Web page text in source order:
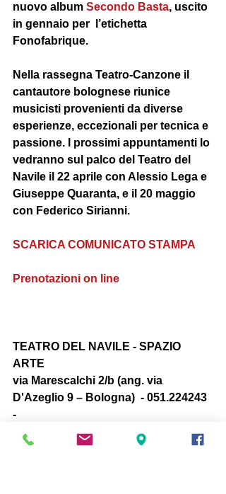
nuovo album Secondo Basta, uscito
in gennaio per  l’etichetta
Fonofabrique.
Nella rassegna Teatro-Canzone il
cantautore bolognese riunice
musicisti provenienti da diverse
esperienze, eccezionali per tecnica e
passione. I prossimi appuntamenti lo
vedranno sul palco del Teatro del
Navile il 22 aprile con Alessio Lega e
Giuseppe Quaranta, e il 20 maggio
con Federico Sirianni.
SCARICA COMUNICATO STAMPA
Prenotazioni on line
TEATRO DEL NAVILE - SPAZIO
ARTE
via Marescalchi 2/b (ang. via
D'Azeglio 9 – Bologna)  - 051.224243
-
Ingresso riservato ai soci:  tessera €
1,00 – Biglietti: Posto Unico  €10,00